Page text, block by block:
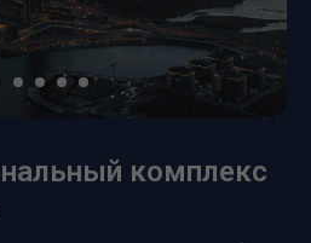
комплекс